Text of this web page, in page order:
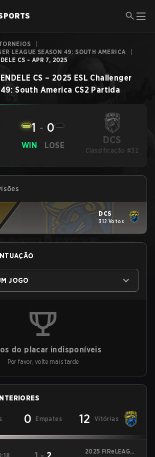
LEAGUE SEASON 49: SOUTH AMERICA
CS - APR 7, 2025
CS – 2025 ESL Challenger
South America CS2 Partida
WIN
1 - 0
LOSE DCS
Classificação #32
DCS
312 Votos
JOGO
do placar indisponíveis
Por favor, volte mais tarde
0 Empates 12 Vitórias
2025 FiReLEAGUE